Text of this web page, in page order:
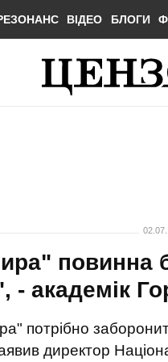
ВІДЕО БЛОГИ
повинна
- академік
потрібно
директор